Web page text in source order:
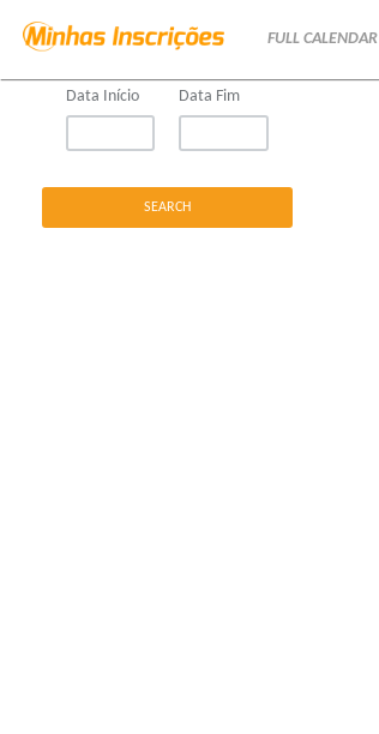
FULL CALENDAR
FILTER BY TIME PERIOD:
Data Início Data Fim